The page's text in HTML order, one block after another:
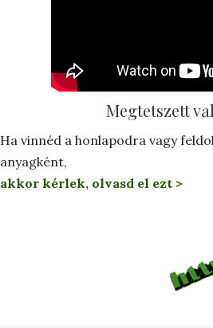
Megtetszett
Ha vinnéd a honlapodra vagy
anyagként,
akkor kérlek, olvasd el ezt >